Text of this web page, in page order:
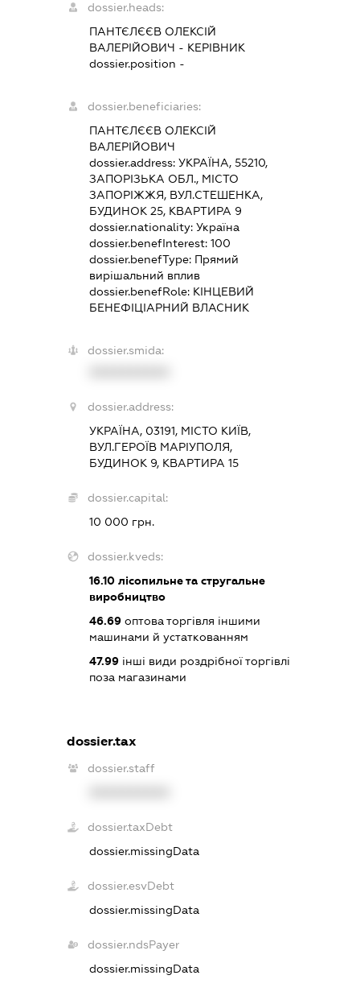
dossier.heads:
ПАНТЄЛЄЄВ ОЛЕКСІЙ
ВАЛЕРІЙОВИЧ - КЕРІВНИК
dossier.position -
dossier.beneficiaries:
ПАНТЄЛЄЄВ ОЛЕКСІЙ
ВАЛЕРІЙОВИЧ
dossier.address:УКРАЇНА, 55210,
ЗАПОРІЗЬКА ОБЛ., МІСТО
ЗАПОРІЖЖЯ, ВУЛ.СТЕШЕНКА,
БУДИНОК 25, КВАРТИРА 9
dossier.nationality:Україна
dossier.benefInterest:100
dossier.benefType: Прямий
вирішальний вплив
dossier.benefRole: КІНЦЕВИЙ
БЕНЕФІЦІАРНИЙ ВЛАСНИК
dossier.smida:
dossier.address:
УКРАЇНА, 03191, МІСТО КИЇВ,
ВУЛ.ГЕРОЇВ МАРІУПОЛЯ,
БУДИНОК 9, КВАРТИРА 15
dossier.capital:
10 000 грн.
dossier.kveds:
16.10 лісопильне та стругальне
виробництво
46.69 оптова торгівля іншими
машинами й устаткованням
47.99 інші види роздрібної торгівлі
поза магазинами
dossier.tax
dossier.staff
dossier.taxDebt
dossier.missingData
dossier.esvDebt
dossier.missingData
dossier.ndsPayer
dossier.missingData